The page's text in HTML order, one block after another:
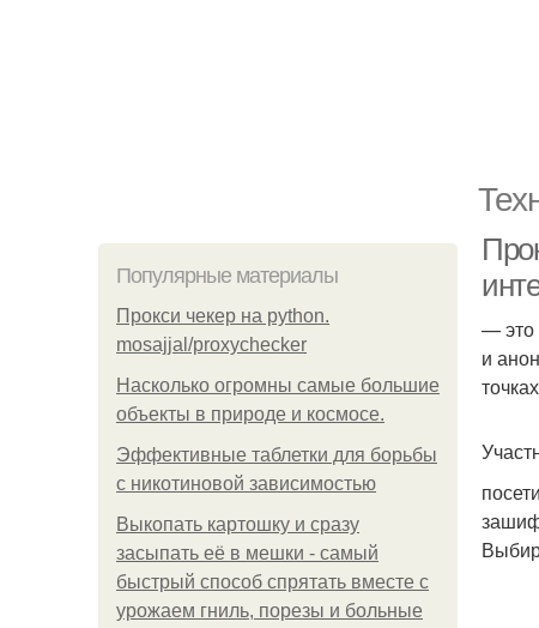
Популярные материалы
Прокси чекер на python.
mosajjal/proxychecker
Насколько огромны самые большие
объекты в природе и космосе.
Эффективные таблетки для борьбы
с никотиновой зависимостью
Выкопать картошку и сразу
засыпать её в мешки - самый
быстрый способ спрятать вместе с
урожаем гниль, порезы и больные
— это
и